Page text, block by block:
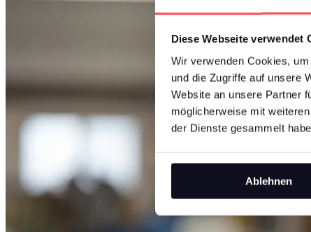
Diese Webseite verwendet
Wir verwenden Cookies,
und die Zugriffe auf unsere
Website an unsere Partner
möglicherweise mit
der Dienste gesammelt
Ablehnen